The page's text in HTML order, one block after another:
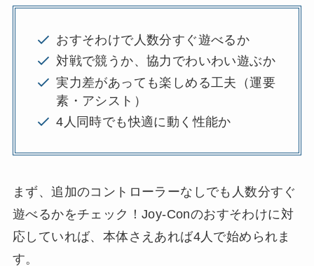
おすそわけで人数分すぐ遊べるか
対戦で競うか、協力でわいわい遊ぶか
実力差があっても楽しめる工夫（運要
素・アシスト）
4人同時でも快適に動く性能か
まず、追加のコントローラーなしでも人数分すぐ
遊べるかをチェック！Joy-Conのおすそわけに対
応していれば、本体さえあれば4人で始められま
す。